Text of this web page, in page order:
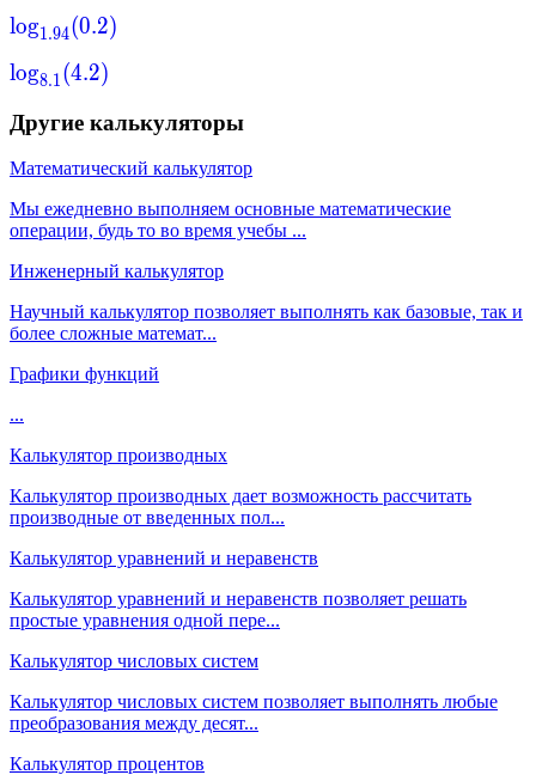
log1.94(0.2)
log8.1(4.2)
Другие калькуляторы
Математический калькулятор
Мы ежедневно выполняем основные математические
операции, будь то во время учебы ...
Инженерный калькулятор
Научный калькулятор позволяет выполнять как базовые, так и
более сложные математ...
Графики функций
...
Калькулятор производных
Калькулятор производных дает возможность рассчитать
производные от введенных пол...
Калькулятор уравнений и неравенств
Калькулятор уравнений и неравенств позволяет решать
простые уравнения одной пере...
Калькулятор числовых систем
Калькулятор числовых систем позволяет выполнять любые
преобразования между десят...
Калькулятор процентов